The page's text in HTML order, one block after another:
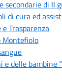
secondarie di II
di cura ed
Trasparenza
Montefiolo
delle bambine